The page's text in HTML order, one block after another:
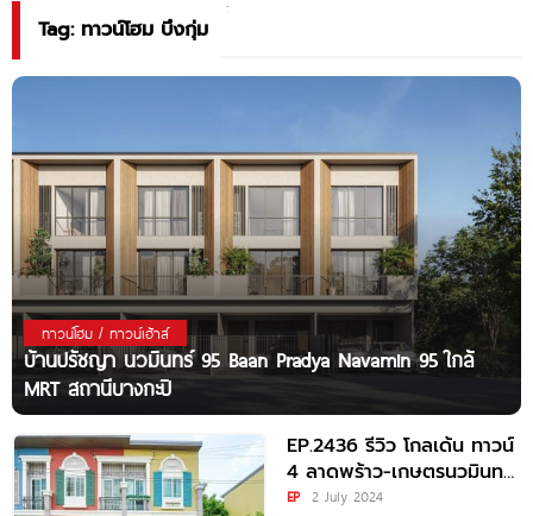
Tag: ทาวน์โฮม บึงกุ่ม
ทาวน์โฮม / ทาวน์เฮ้าส์
บ้านปรัชญา นวมินทร์ 95 Baan Pradya Navamin 95 ใกล้
MRT สถานีบางกะปิ
EP.2436 รีวิว โกลเด้น ทาวน์
4 ลาดพร้าว-เกษตรนวมินทร์
Golden Town 4 Ladprao-
EP 2 July 2024